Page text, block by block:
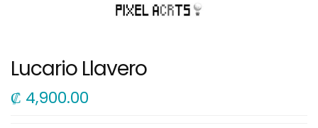
Lucario Llavero
₡ 4,900.00